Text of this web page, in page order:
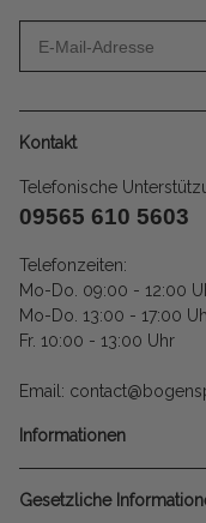
Kontakt
Telefonische
09565 610 5603
Telefonzeiten:
Mo-Do. 09:00 - 12:00
Mo-Do. 13:00 - 17:00
Fr. 10:00 - 13:00 Uhr
Email:
Informationen
Gesetzliche